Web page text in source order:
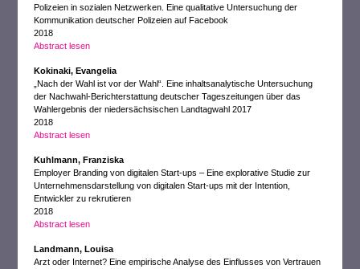
Polizeien in sozialen Netzwerken. Eine qualitative Untersuchung der
Kommunikation deutscher Polizeien auf Facebook
2018
Abstract lesen
Kokinaki, Evangelia
„Nach der Wahl ist vor der Wahl“. Eine inhaltsanalytische Untersuchung
der Nachwahl-Berichterstattung deutscher Tageszeitungen über das
Wahlergebnis der niedersächsischen Landtagwahl 2017
2018
Abstract lesen
Kuhlmann, Franziska
Employer Branding von digitalen Start-ups – Eine explorative Studie zur
Unternehmensdarstellung von digitalen Start-ups mit der Intention,
Entwickler zu rekrutieren
2018
Abstract lesen
Landmann, Louisa
Arzt oder Internet? Eine empirische Analyse des Einflusses von Vertrauen